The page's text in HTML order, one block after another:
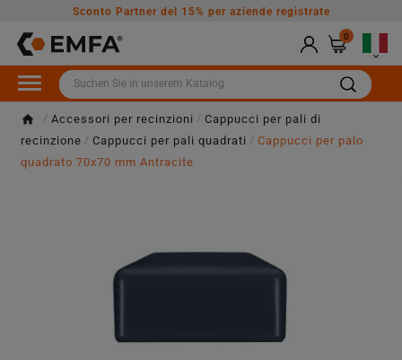
Sconto Partner del 15% per aziende registrate
0

Accessori per recinzioni
Cappucci per pali di
recinzione
Cappucci per pali quadrati
Cappucci per palo
quadrato 70x70 mm Antracite